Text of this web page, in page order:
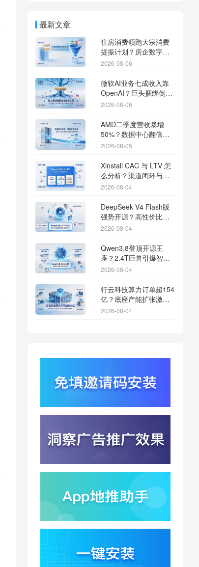
最新文章
住房消费领跑大宗消费
提振计划？房企数字化
转型加速线下场景智能
2026-08-06
微软AI业务七成收入靠
OpenAI？巨头捆绑倒逼
出海App独立追踪全渠道
2026-08-06
AMD二季度营收暴增
50%？数据中心翻倍增
长驱动跨端分发新底座
2026-08-05
Xinstall CAC 与 LTV 怎
么分析？渠道闭环与投
放回报解析
2026-08-04
DeepSeek V4 Flash版
强势开源？高性价比基
座模型重塑长尾应用全
2026-08-04
Qwen3.8登顶开源王
座？2.4T巨兽引爆智能
体免填邀请码分发潮
2026-08-04
行云科技算力订单超154
亿？底座产能扩张激活
AI应用多终端流转新周
2026-08-04
因升级
DeepSeek跑分超
GPT5.6？超低价API引
爆智能体工具免填码安
2026-08-03
蚂蚁灵波首轮拟募资15
落地凸显全链路设备归
因紧迫性
2026-08-03
2000亿美元？云与广告
双轮驱动下B端应用迎来
分发与归因重构
千问已在特斯拉车机内
测？大模型上车打通跨
端服务与全渠道归因新
面环境能力升级加速PC
端智能助手与应用分发
2026-07-30